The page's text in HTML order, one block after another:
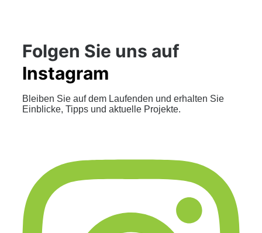
Folgen Sie uns auf
Instagram
Bleiben Sie auf dem Laufenden und erhalten Sie
Einblicke, Tipps und aktuelle Projekte.